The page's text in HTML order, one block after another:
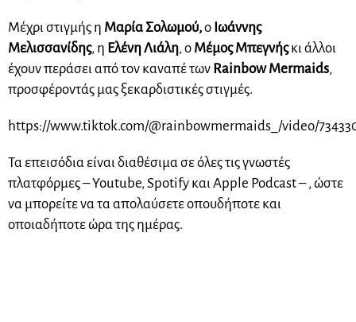
Μέχρι στιγμής η Μαρία Σολωμού,ο Ιωάννης
Μελισσανίδης, η Ελένη Λιάλη, ο Μέμος Μπεγνήςκι άλλοι
έχουν περάσει από τον καναπέ των Rainbow Mermaids,
προσφέροντάς μας ξεκαρδιστικές στιγμές.
https://www.tiktok.com/@rainbowmermaids_/video/
Τα επεισόδια είναι διαθέσιμα σε όλες τις γνωστές
πλατφόρμες – Youtube, Spotify και Apple Podcast – , ώστε
να μπορείτε να τα απολαύσετε οπουδήποτε και
οποιαδήποτε ώρα της ημέρας.